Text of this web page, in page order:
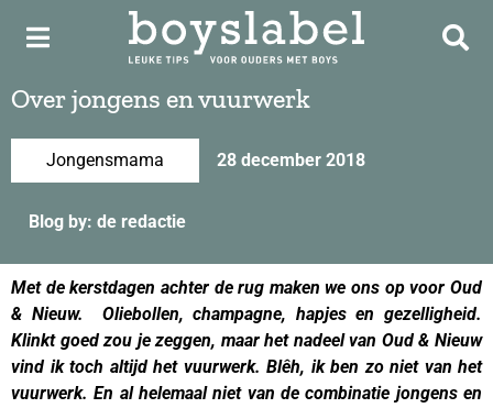
Over jongens en vuurwerk
Jongensmama 28 december 2018
Blog by: de redactie
Met de kerstdagen achter de rug maken we ons op voor Oud
& Nieuw. Oliebollen, champagne, hapjes en gezelligheid.
Klinkt goed zou je zeggen, maar het nadeel van Oud & Nieuw
vind ik toch altijd het vuurwerk. Blêh, ik ben zo niet van het
vuurwerk. En al helemaal niet van de combinatie jongens en